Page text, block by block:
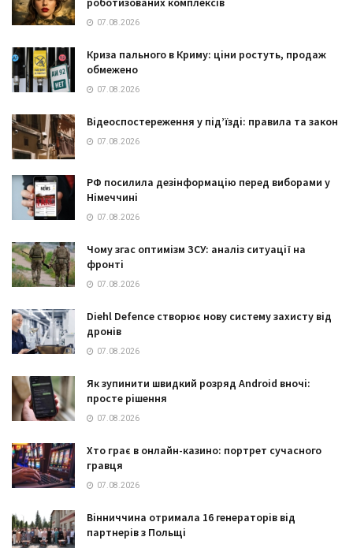
07.08.2026
Криза пального в Криму: ціни ростуть, продаж
обмежено
07.08.2026
Відеоспостереження у під’їзді: правила та закон
07.08.2026
РФ посилила дезінформацію перед виборами у
Німеччині
07.08.2026
Чому згас оптимізм ЗСУ: аналіз ситуації на
фронті
07.08.2026
Diehl Defence створює нову систему захисту від
дронів
07.08.2026
Як зупинити швидкий розряд Android вночі:
просте рішення
07.08.2026
Хто грає в онлайн-казино: портрет сучасного
гравця
07.08.2026
Вінниччина отримала 16 генераторів від
партнерів з Польщі